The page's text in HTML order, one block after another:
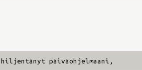
päiväohjelmaani,